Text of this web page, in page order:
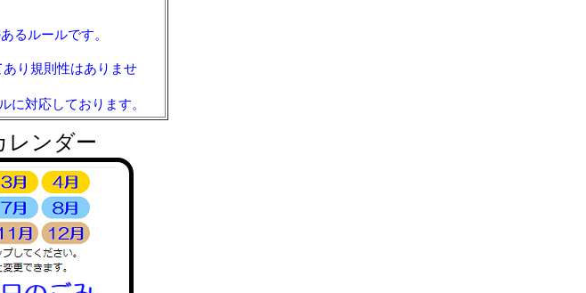
るルールです。
り規則性はありませ
に対応しております。
レンダー